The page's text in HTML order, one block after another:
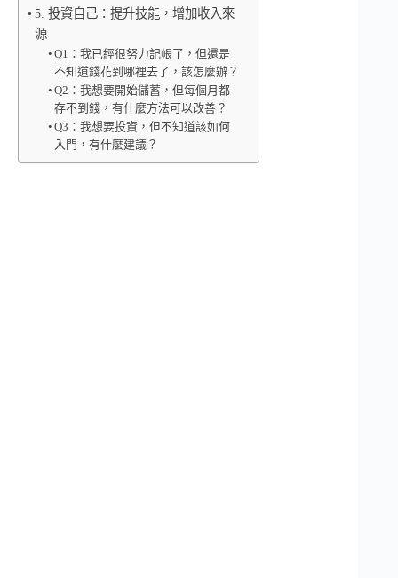
5. 投資自己：提升技能，增加收入來
源
Q1：我已經很努力記帳了，但還是
不知道錢花到哪裡去了，該怎麼辦？
Q2：我想要開始儲蓄，但每個月都
存不到錢，有什麼方法可以改善？
Q3：我想要投資，但不知道該如何
入門，有什麼建議？